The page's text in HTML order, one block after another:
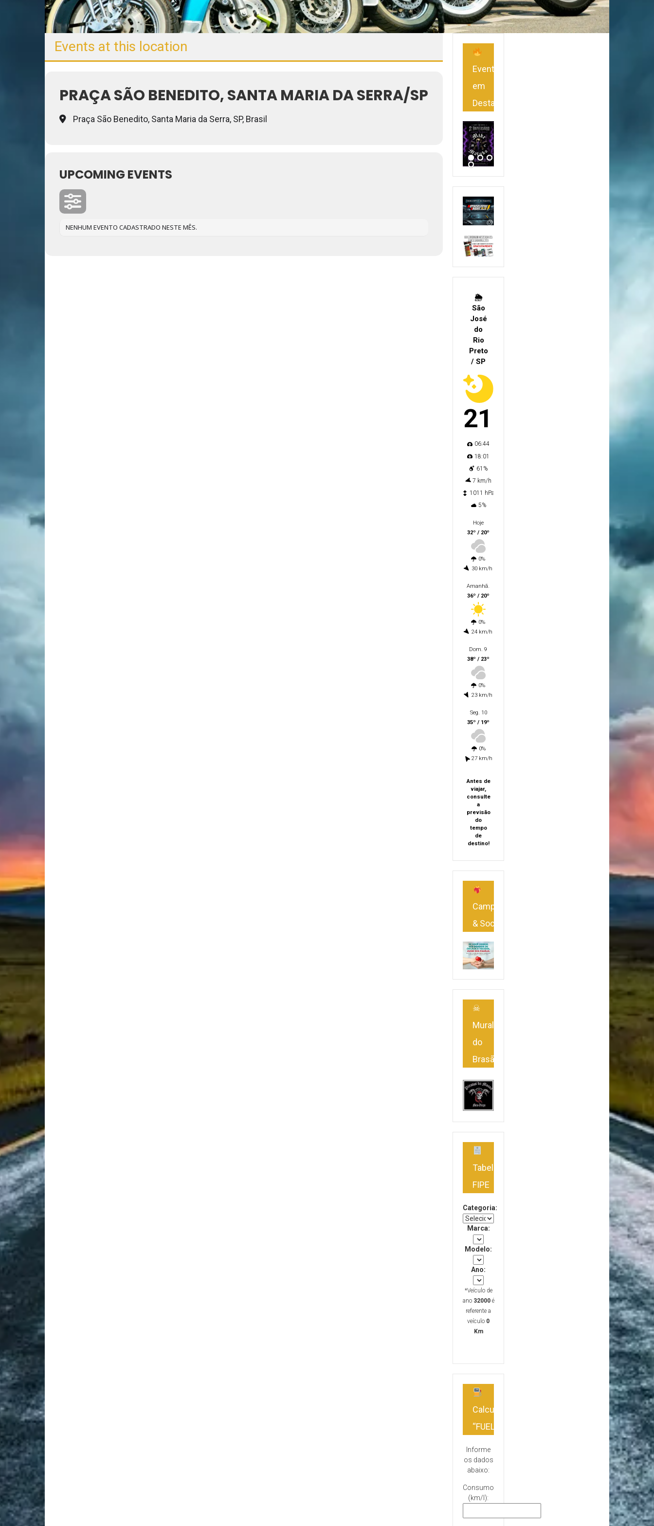
Events at this location
PRAÇA SÃO BENEDITO, SANTA MARIA DA SERRA/SP
Praça São Benedito, Santa Maria da Serra, SP, Brasil
UPCOMING EVENTS
NENHUM EVENTO CADASTRADO NESTE MÊS.
Eventos
em
Destaque
🌦
São
José
do
Rio
Preto
/ SP
21º
06:44
18:01
61%
7 km/h
1011 hPa
5%
Hoje
32º / 20º
0%
30 km/h
Amanhã.
36º / 20º
0%
24 km/h
Dom. 9
38º / 23º
0%
23 km/h
Seg. 10
35º / 19º
0%
27 km/h
Antes de
viajar,
consulte
a
previsão
do
tempo
de
destino!
Campanhas
& Social
☠
Mural
do
Brasão
Tabela
FIPE
Categoria:
Marca:
Modelo:
Ano:
*Veículo de
ano 32000 é
referente a
veículo 0
Km
Calculadora
“FUEL”
Informe
os dados
abaixo:
Consumo
(km/l):